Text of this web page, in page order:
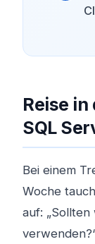
Reise
SQL
Bei einem
Woche
auf: